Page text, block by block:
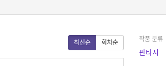
최신순 회차순 작품 분류
판타지